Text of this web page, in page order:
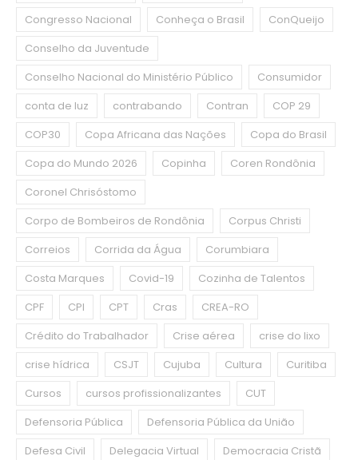
Congresso Nacional
Conheça o Brasil
ConQueijo
Conselho da Juventude
Conselho Nacional do Ministério Público
Consumidor
conta de luz
contrabando Contran
COP 29
COP30
Copa Africana das Nações
Copa do Brasil
Copa do Mundo 2026
Copinha
Coren Rondônia
Coronel Chrisóstomo
Corpo de Bombeiros de Rondônia
Corpus Christi
Correios
Corrida da Água
Corumbiara
Costa Marques
Covid-19
Cozinha de Talentos
CPF
CPI CPT Cras
CREA-RO
Crédito do Trabalhador
Crise aérea
crise do lixo
crise hídrica
CSJT Cujuba Cultura
Curitiba
Cursos
cursos profissionalizantes
CUT
Defensoria Pública
Defensoria Pública da União
Defesa Civil
Delegacia Virtual
Democracia Cristã